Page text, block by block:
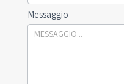
Messaggio